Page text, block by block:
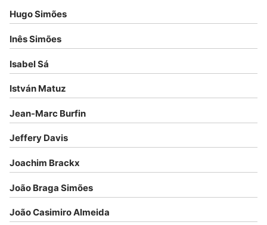
Hugo Simões
Inês Simões
Isabel Sá
István Matuz
Jean-Marc Burfin
Jeffery Davis
Joachim Brackx
João Braga Simões
João Casimiro Almeida